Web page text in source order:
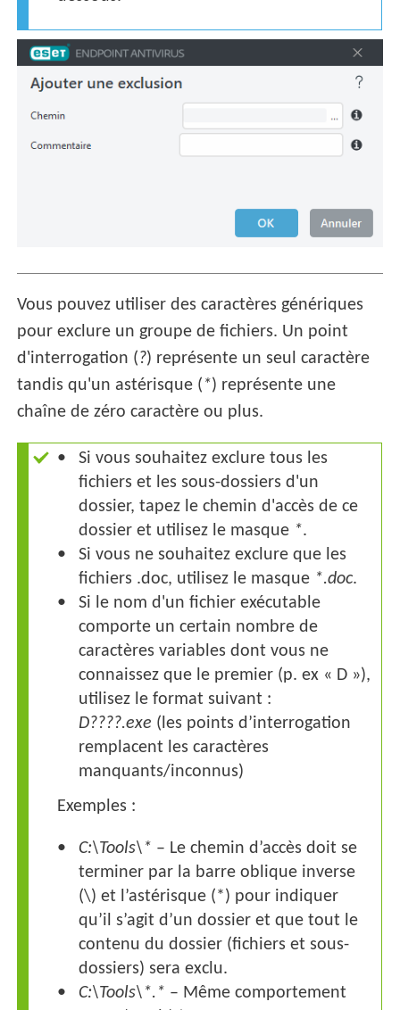
Vous pouvez utiliser des caractères génériques
pour exclure un groupe de fichiers. Un point
d'interrogation (?) représente un seul caractère
tandis qu'un astérisque ( *) représente une
chaîne de zéro caractère ou plus.
Si vous souhaitez exclure tous les
fichiers et les sous-dossiers d'un
dossier, tapez le chemin d'accès de ce
dossier et utilisez le masque *.
Si vous ne souhaitez exclure que les
fichiers .doc, utilisez le masque *.doc.
Si le nom d'un fichier exécutable
comporte un certain nombre de
caractères variables dont vous ne
connaissez que le premier (p. ex « D »),
utilisez le format suivant :
D????.exe (les points d’interrogation
remplacent les caractères
manquants/inconnus)
Exemples :
C:\Tools\* – Le chemin d’accès doit se
terminer par la barre oblique inverse
(\) et l’astérisque (*) pour indiquer
qu’il s’agit d’un dossier et que tout le
contenu du dossier (fichiers et sous-
dossiers) sera exclu.
C:\Tools\*.* – Même comportement